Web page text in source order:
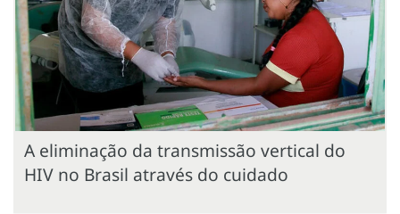
A eliminação da transmissão vertical do
HIV no Brasil através do cuidado